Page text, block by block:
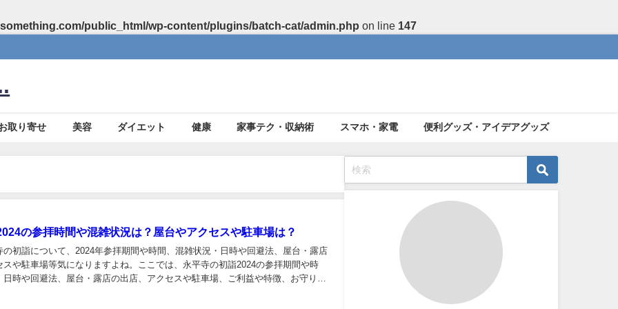
public_html/wp-content/plugins/batch-cat/admin.php on line 147
取り寄せ 美容 ダイエット 健康 家事テク・収納術 スマホ・家電 便利グッズ・アイデアグッズ
の参拝時間や混雑状況は？屋台やアクセスや駐車場は？
の初詣について、2024年参拝期間や時間、混雑状況・日時や回避法、屋台・露店
スや駐車場等気になりますよね。ここでは、永平寺の初詣2024の参拝期間や時
日時や回避法、屋台・露店の出店、アクセスや駐車場、ご利益や特徴、お守り・